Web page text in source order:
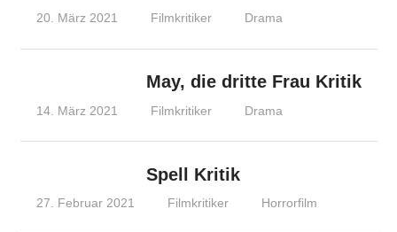
20. März 2021 Filmkritiker Drama
May, die dritte Frau Kritik
14. März 2021 Filmkritiker Drama
Spell Kritik
27. Februar 2021 Filmkritiker Horrorfilm